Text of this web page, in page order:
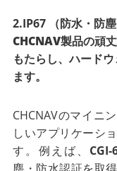
2.IP67 （防水・防
CHCNAV製品の頑
もたらし、ハード
ます。
CHCNAVのマイニ
しいアプリケーシ
す。例えば、